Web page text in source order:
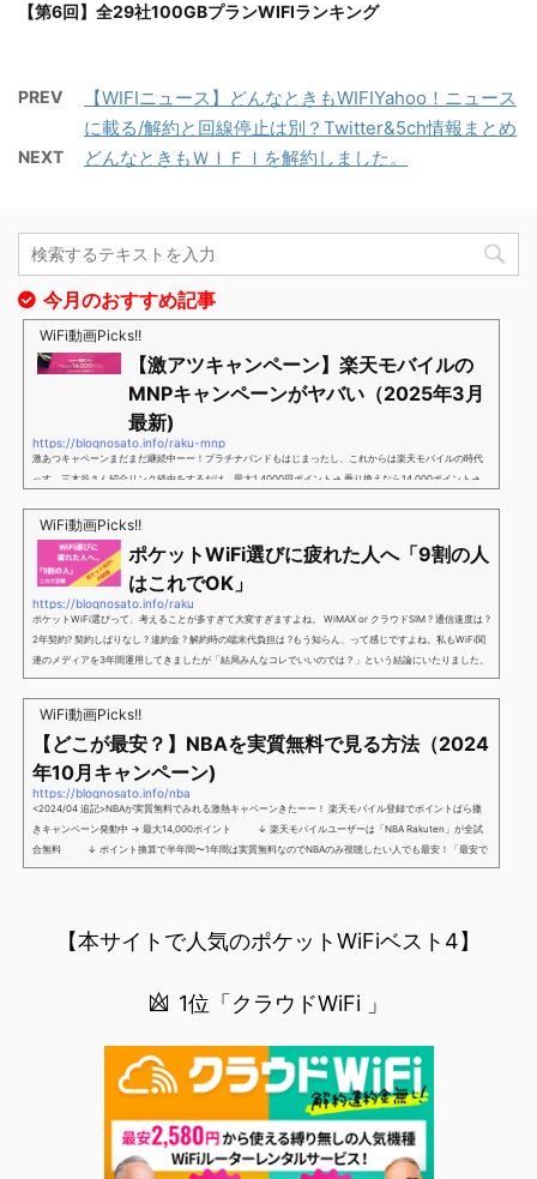
【第6回】全29社100GBプランWIFIランキング
PREV
【WIFIニュース】どんなときもWIFIYahoo！ニュース
に載る/解約と回線停止は別？Twitter&5ch情報まとめ
NEXT どんなときもＷＩＦＩを解約しました。
今月のおすすめ記事
WiFi動画Picks!!
【激アツキャンペーン】楽天モバイルの
MNPキャンペーンがヤバい（2025年3月
最新)
https://blognosato.info/raku-mnp
激あつキャペーンまだまだ継続中ーー！プラチナバンドもはじまったし、これからは楽天モバイルの時代
っす。三木谷さん紹介リンク経由をするだけ。最大1,4000円ポイント→ 乗り換えなら14,000ポイント→
谷さんキャンペーン／2回線目以降でもOK再契約でもでもOK背水の陣の楽天モバイル。ついに「最後の賭
け」とも思えるポイントばら撒きキャンペーンを発動してきました。■キャンペーン概要三木谷社長の特
別招待ページから楽天モバイ...
WiFi動画Picks!!
ポケットWiFi選びに疲れた人へ「9割の人
はこれでOK」
https://blognosato.info/raku
ポケットWiFi選びって、考えることが多すぎて大変すぎますよね。 WiMAX or クラウドSIM ? 通信速度は ?
2年契約? 契約しばりなし ? 違約金 ? 解約時の端末代負担は ?もう知らん、って感じですよね。私もWiFi関
連のメディアを3年間運用してきましたが「結局みんなコレでいいのでは？」という結論にいたりました。
ということで、「ポケットWiFi選びに疲れた」「結局どれがいいのか分からない」と言う人向けに【最終
解】を用意しました。ポケットWiFiのヘビーユーザー視点で「90％の人はこれだけでいいやん」というも
のなので、「多...
WiFi動画Picks!!
【どこが最安？】NBAを実質無料で見る方法（2024
年10月キャンペーン)
https://blognosato.info/nba
<2024/04 追記>NBAが実質無料でみれる激熱キャペーンきたーー！ 楽天モバイル登録でポイントばら撒
きキャンペーン発動中 → 最大14,000ポイント ↓ 楽天モバイルユーザーは「NBA Rakuten」が全試
合無料 ↓ ポイント換算で半年間〜1年間は実質無料なのでNBAのみ視聴したい人でも最安！「最安で
NBAを見る方法」が「楽天モバイルを契約すること」というもはや意味不明な状況...楽天モバイルでNBAを
【本サイトで人気のポケットWiFiベスト4】
1位「クラウドWiFi 」